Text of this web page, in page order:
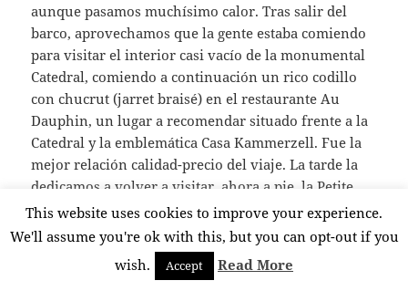
aunque pasamos muchísimo calor. Tras salir del
barco, aprovechamos que la gente estaba comiendo
para visitar el interior casi vacío de la monumental
Catedral, comiendo a continuación un rico codillo
con chucrut (jarret braisé) en el restaurante Au
Dauphin, un lugar a recomendar situado frente a la
Catedral y la emblemática Casa Kammerzell. Fue la
mejor relación calidad-precio del viaje. La tarde la
dedicamos a volver a visitar, ahora a pie, la Petite
France y los Ponts Couverts.
This website uses cookies to improve your experience.
We'll assume you're ok with this, but you can opt-out if you
wish.
Accept Read More